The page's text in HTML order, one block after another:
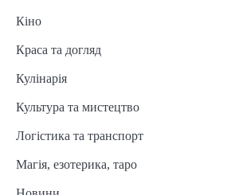
Кіно
Краса та догляд
Кулінарія
Культура та мистецтво
Логістика та транспорт
Магія, езотерика, таро